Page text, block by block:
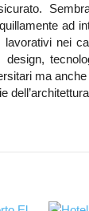
ad
nei
design,
ma